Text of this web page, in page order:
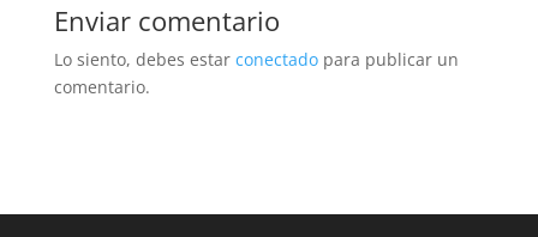
Enviar comentario
Lo siento, debes estar conectadopara publicar un
comentario.